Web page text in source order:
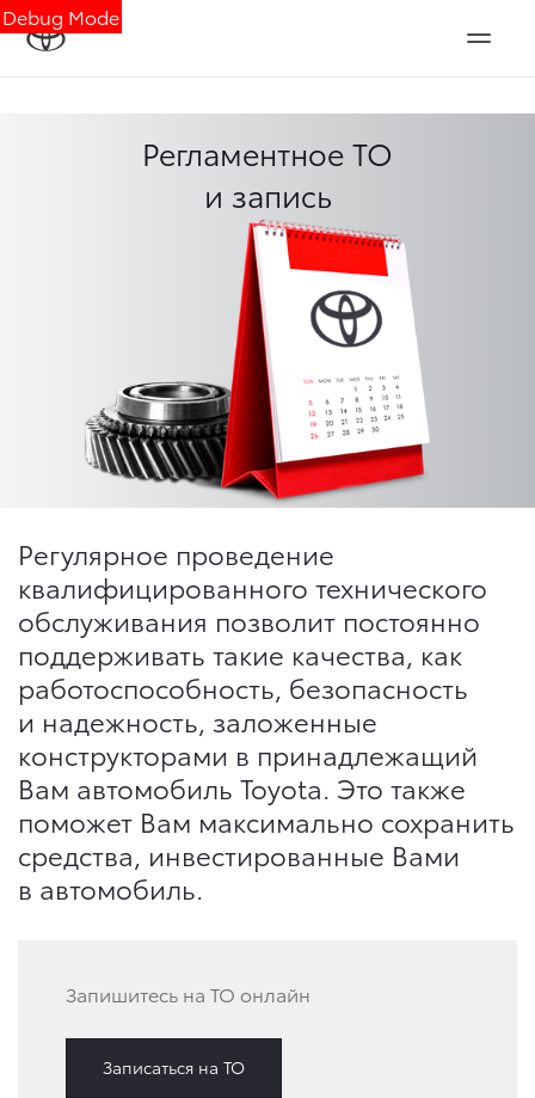
Debug Mode
Регламентное ТО
и запись
Регулярное проведение
квалифицированного технического
обслуживания позволит постоянно
поддерживать такие качества, как
работоспособность, безопасность
и надежность, заложенные
конструкторами в принадлежащий
Вам автомобиль Toyota. Это также
поможет Вам максимально сохранить
средства, инвестированные Вами
в автомобиль.
Запишитесь на ТО онлайн
Записаться на ТО